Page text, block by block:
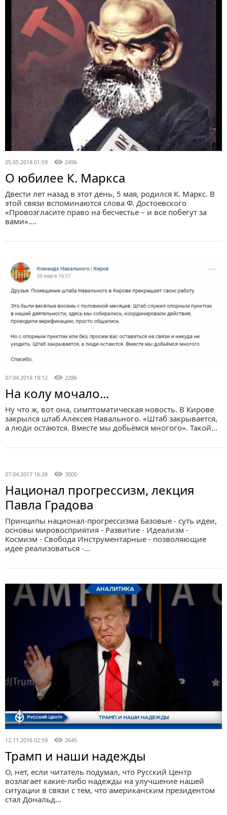
05.05.2018 01:59 2496
О юбилее К. Маркса
Двести лет назад в этот день, 5 мая, родился К. Маркс. В
этой связи вспоминаются слова Ф. Достоевского
«Провозгласите право на бесчестье – и все побегут за
вами».…
07.04.2018 19:12 2286
На колу мочало...
Ну что ж, вот она, симптоматическая новость. В Кирове
закрылся штаб Алексея Навального. «Штаб закрывается,
а люди остаются. Вместе мы добьёмся многого». Такой…
07.04.2017 16:28 3000
Национал прогрессизм, лекция
Павла Градова
Принципы национал-прогрессизма Базовые - суть идеи,
основы мировосприятия - Развитие - Идеализм -
Космизм - Свобода Инструментарные - позволяющие
идее реализоваться -…
12.11.2016 02:59 2645
Трамп и наши надежды
О, нет, если читатель подумал, что Русский Центр
возлагает какие-либо надежды на улучшение нашей
ситуации в связи с тем, что американским президентом
стал Дональд…